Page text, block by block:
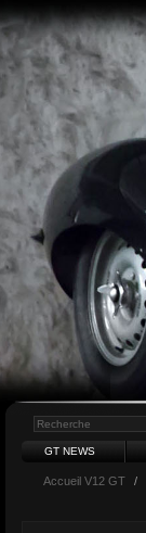
GT NEWS
Accueil V12 GT /